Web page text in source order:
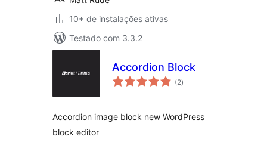
10+ de instalações ativas
Testado com 3.3.2
Accordion Block
(2total
de
)
Accordion image block new WordPress
block editor